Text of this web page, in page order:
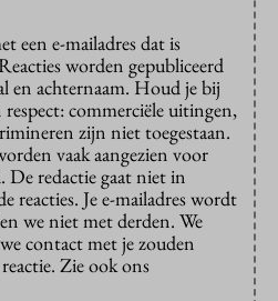
een e-mailadres dat is
worden gepubliceerd
en achternaam. Houd je bij
commerciële uitingen,
zijn niet toegestaan.
vaak aangezien voor
De redactie gaat niet in
reacties. Je e-mailadres wordt
we niet met derden. We
contact met je zouden
Zie ook ons